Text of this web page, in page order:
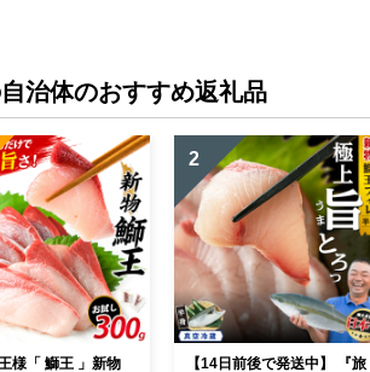
治体のおすすめ返礼品
様「 鰤王 」新物
2
【14日前後で発送中】 『旅